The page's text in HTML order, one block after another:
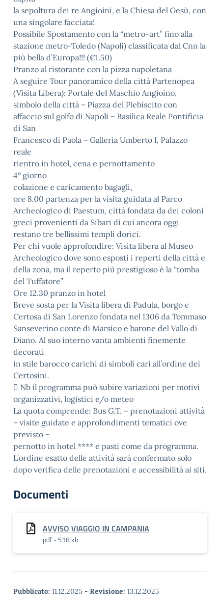
la sepoltura dei re Angioini, e la Chiesa del Gesù, con
una singolare facciata!
Possibile Spostamento con la “metro-art” fino alla
stazione metro-Toledo (Napoli) classificata dal Cnn la
più bella d’Europa!!! (€1.50)
Pranzo al ristorante con la pizza napoletana
A seguire Tour panoramico della città Partenopea
(Visita Libera): Portale del Maschio Angioino,
simbolo della città – Piazza del Plebiscito con
affaccio sul golfo di Napoli – Basilica Reale Pontificia
di San
Francesco di Paola – Galleria Umberto I, Palazzo
reale
rientro in hotel, cena e pernottamento
4° giorno
colazione e caricamento bagagli,
ore 8.00 partenza per la visita guidata al Parco
Archeologico di Paestum, città fondata da dei coloni
greci provenienti da Sibari di cui ancora oggi
restano tre bellissimi templi dorici.
Per chi vuole approfondire: Visita libera al Museo
Archeologico dove sono esposti i reperti della città e
della zona, ma il reperto più prestigioso è la “tomba
del Tuffatore”
Ore 12.30 pranzo in hotel
Breve sosta per la Visita libera di Padula, borgo e
Certosa di San Lorenzo fondata nel 1306 da Tommaso
Sanseverino conte di Marsico e barone del Vallo di
Diano. Al suo interno vanta ambienti finemente
decorati
in stile barocco carichi di simboli cari all’ordine dei
Certosini.
 Nb il programma può subire variazioni per motivi
organizzativi, logistici e/o meteo
La quota comprende: Bus G.T. – prenotazioni attività
– visite guidate e approfondimenti tematici ove
previsto –
pernotto in hotel **** e pasti come da programma.
L’ordine esatto delle attività sarà confermato solo
dopo verifica delle prenotazioni e accessibilità ai siti.
Documenti
AVVISO VIAGGIO IN CAMPANIA
pdf - 518 kb
Pubblicato: 11.12.2025 - Revisione: 13.12.2025